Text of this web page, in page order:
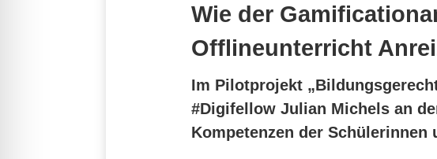
Wie der
Offlineunterricht
Im Pilotprojekt
#Digifellow Julian Michels an
Kompetenzen der